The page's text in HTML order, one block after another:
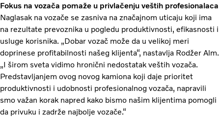
Fokus na vozača pomaže u privlačenju veštih profesionalaca
Naglasak na vozače se zasniva na značajnom uticaju koji ima
na rezultate prevoznika u pogledu produktivnosti, efikasnosti i
usluge korisnika. „Dobar vozač može da u velikoj meri
doprinese profitabilnosti našeg klijenta“, nastavlja Rodžer Alm.
„I širom sveta vidimo hronični nedostatak veštih vozača.
Predstavljanjem ovog novog kamiona koji daje prioritet
produktivnosti i udobnosti profesionalnog vozača, napravili
smo važan korak napred kako bismo našim klijentima pomogli
da privuku i zadrže najbolje vozače.“